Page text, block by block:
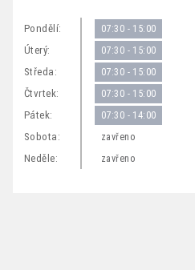
Pondělí: 07:30 - 15:00
Úterý: 07:30 - 15:00
Středa: 07:30 - 15:00
Čtvrtek: 07:30 - 15:00
Pátek: 07:30 - 14:00
Sobota: zavřeno
Neděle: zavřeno